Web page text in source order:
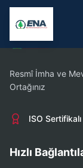
Resmî İmha ve
Ortağınız
ISO Sertifikalı
Hızlı